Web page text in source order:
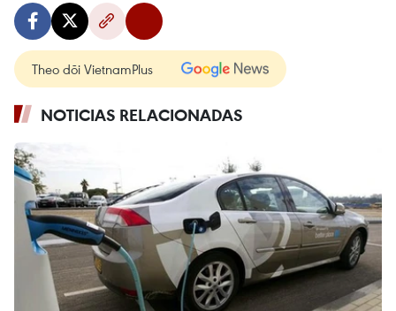
Theo dõi VietnamPlus
NOTICIAS RELACIONADAS